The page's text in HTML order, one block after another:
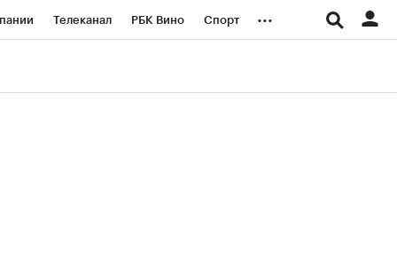
Телеканал РБК Вино Спорт ...